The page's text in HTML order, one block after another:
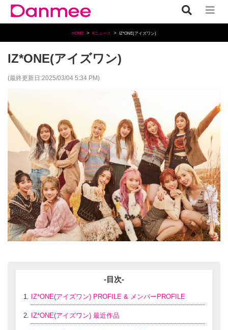
HOME Kニュース IZ*ONE(アイズワン)
IZ*ONE(アイズワン)
(最終更新日:2025/03/04 5:34 PM)
-目次-
IZ*ONE(アイズワン) PROFILE & メンバーPROFILE
IZ*ONE(アイズワン) 最近作品